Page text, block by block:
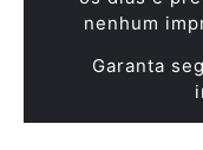
nenhum
Garanta